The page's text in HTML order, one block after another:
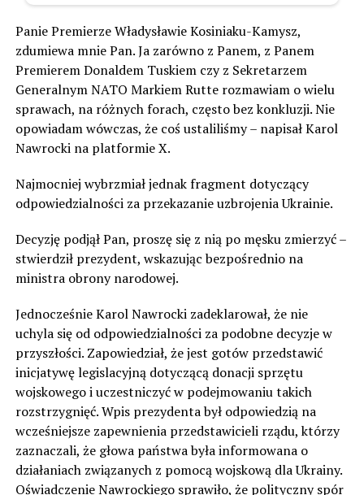
Panie Premierze Władysławie Kosiniaku-Kamysz,
zdumiewa mnie Pan. Ja zarówno z Panem, z Panem
Premierem Donaldem Tuskiem czy z Sekretarzem
Generalnym NATO Markiem Rutte rozmawiam o wielu
sprawach, na różnych forach, często bez konkluzji. Nie
opowiadam wówczas, że coś ustaliliśmy – napisał Karol
Nawrocki na platformie X.
Najmocniej wybrzmiał jednak fragment dotyczący
odpowiedzialności za przekazanie uzbrojenia Ukrainie.
Decyzję podjął Pan, proszę się z nią po męsku zmierzyć –
stwierdził prezydent, wskazując bezpośrednio na
ministra obrony narodowej.
Jednocześnie Karol Nawrocki zadeklarował, że nie
uchyla się od odpowiedzialności za podobne decyzje w
przyszłości. Zapowiedział, że jest gotów przedstawić
inicjatywę legislacyjną dotyczącą donacji sprzętu
wojskowego i uczestniczyć w podejmowaniu takich
rozstrzygnięć. Wpis prezydenta był odpowiedzią na
wcześniejsze zapewnienia przedstawicieli rządu, którzy
zaznaczali, że głowa państwa była informowana o
działaniach związanych z pomocą wojskową dla Ukrainy.
Oświadczenie Nawrockiego sprawiło, że polityczny spór